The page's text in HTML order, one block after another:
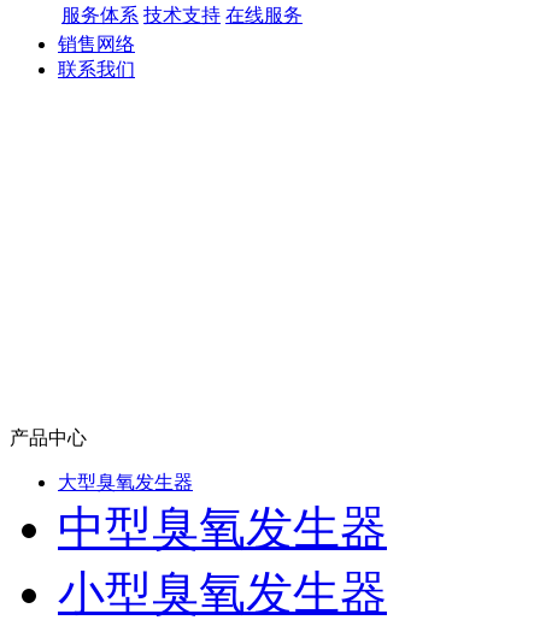
服务体系 技术支持 在线服务
销售网络
联系我们
产品中心
大型臭氧发生器
中型臭氧发生器
小型臭氧发生器